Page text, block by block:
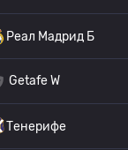
Реал Мадрид Б
Getafe W
Тенерифе